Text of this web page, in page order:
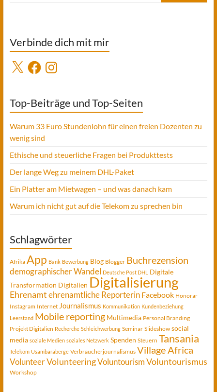
Verbinde dich mit mir
X FacebookInstagram
Top-Beiträge und Top-Seiten
Warum 33 Euro Stundenlohn für einen freien Dozenten zu
wenig sind
Ethische und steuerliche Fragen bei Produkttests
Der lange Weg zu meinem DHL-Paket
Ein Platter am Mietwagen – und was danach kam
Warum ich nicht gut auf die Telekom zu sprechen bin
Schlagwörter
Afrika App Bank Bewerbung Blog Blogger Buchrezension
demographischer Wandel Deutsche Post DHL
Digitale
Transformation Digitalien Digitalisierung
Ehrenamtehrenamtliche Reporterin Facebook Honorar
Instagram Internet Journalismus Kommunikation Kundenbeziehung
Leerstand Mobile reporting Multimedia Personal Branding
Projekt Digitalien Recherche Schleichwerbung Seminar Slideshow social
media soziale Medien soziales Netzwerk Spenden Steuern Tansania
Telekom Usambaraberge Verbraucherjournalismus Village Africa
VolunteerVolunteeringVoluntourismVoluntourismus
Workshop